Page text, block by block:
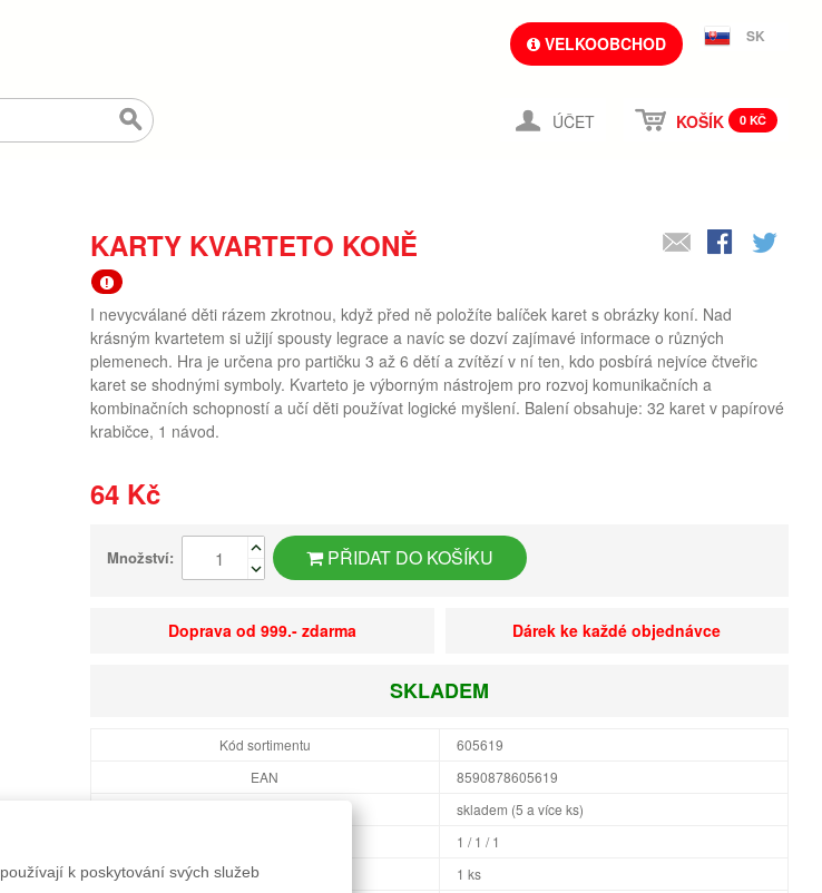
VELKOOBCHOD SK
ÚČET KOŠÍK 0 KČ
KARTY KVARTETO KONĚ
I nevycválané děti rázem zkrotnou, když před ně položíte balíček karet s obrázky koní. Nad
krásným kvartetem si užijí spousty legrace a navíc se dozví zajímavé informace o různých
plemenech. Hra je určena pro partičku 3 až 6 dětí a zvítězí v ní ten, kdo posbírá nejvíce čtveřic
karet se shodnými symboly. Kvarteto je výborným nástrojem pro rozvoj komunikačních a
kombinačních schopností a učí děti používat logické myšlení. Balení obsahuje: 32 karet v papírové
krabičce, 1 návod.
64 Kč
Množství: PŘIDAT DO KOŠÍKU
Doprava od 999.- zdarma Dárek ke každé objednávce
SKLADEM
Kód sortimentu
605619
EAN
8590878605619
skladem (5 a více ks)
1 / 1 / 1
Minimální odběr
1 ks
k poskytování svých služeb